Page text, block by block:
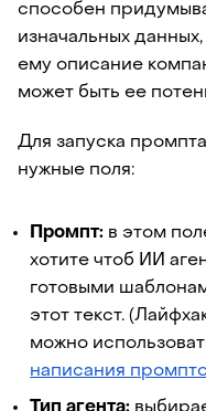
способен
изначальных
ему описание
может быть ее
Для запуска
нужные поля:
Промпт: в этом
хотите чтоб ИИ
готовыми
этот текст.
можно
написания